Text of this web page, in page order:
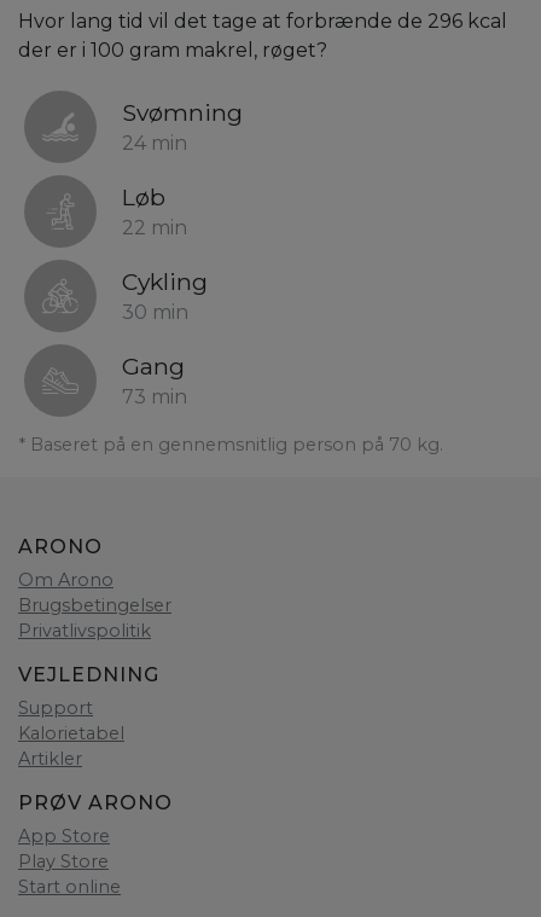
Hvor lang tid vil det tage at forbrænde de 296 kcal
der er i 100 gram makrel, røget?
Svømning
24 min
Løb
22 min
Cykling
30 min
Gang
73 min
* Baseret på en gennemsnitlig person på 70 kg.
ARONO
Om Arono
Brugsbetingelser
Privatlivspolitik
VEJLEDNING
Support
Kalorietabel
Artikler
PRØV ARONO
App Store
Play Store
Start online